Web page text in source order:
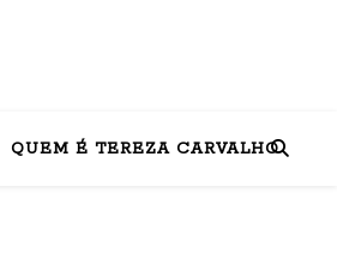
QUEM É TEREZA CARVALHO